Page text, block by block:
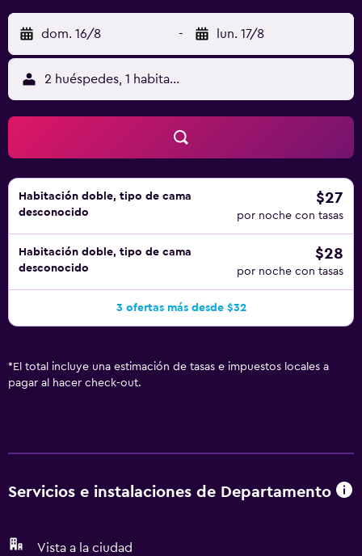
dom. 16/8 - lun. 17/8
2 huéspedes, 1 habitación
Habitación doble, tipo de cama
desconocido
$27
por noche con tasas
Habitación doble, tipo de cama
desconocido
$28
por noche con tasas
3 ofertas más desde $32
* El total incluye una estimación de tasas e impuestos locales a
pagar al hacer check-out.
Servicios e instalaciones de Departamento
Vista a la ciudad